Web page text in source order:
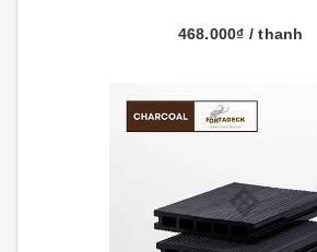
468.000₫ / thanh